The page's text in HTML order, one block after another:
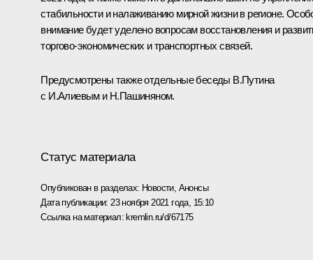
стабильности и налаживанию мирной жизни в регионе.
внимание будет уделено вопросам восстановления и
торгово-экономических и транспортных связей.
Предусмотрены также отдельные беседы В.Путина
с И.Алиевым и Н.Пашиняном.
Статус материала
Опубликован в разделах: Новости, Анонсы
Дата публикации: 23 ноября 2021 года, 15:10
Ссылка на материал:kremlin.ru/d/67175